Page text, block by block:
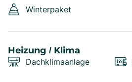
Winterpaket
Heizung / Klima
Dachklimaanlage